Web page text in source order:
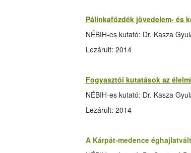
Pálinkafőzdék jövedelem- és
NÉBIH-es kutató: Dr. Kasza
Lezárult: 2014
Fogyasztói kutatások az
NÉBIH-es kutató: Dr. Kasza
Lezárult: 2014
A Kárpát-medence